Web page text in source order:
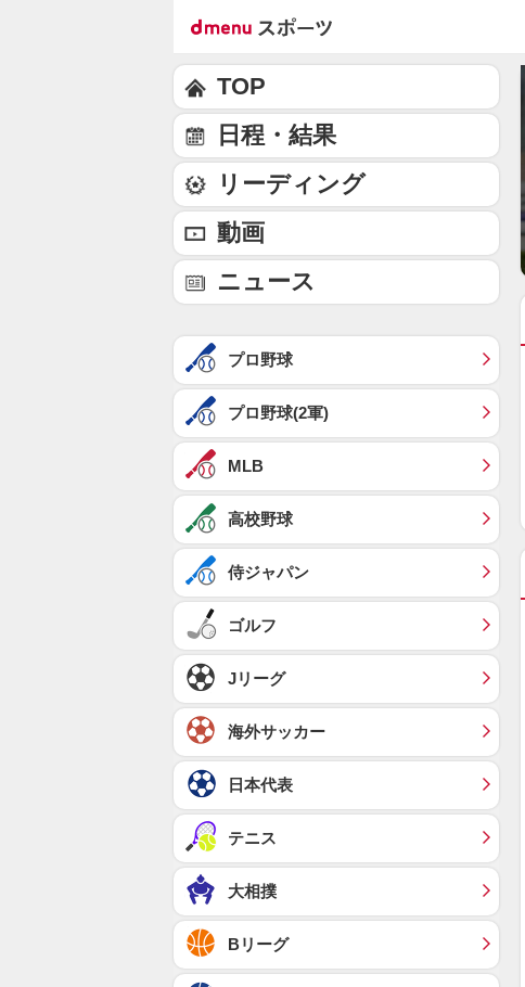
TOP
日程・結果
リーディング
動画
ニュース
プロ野球
プロ野球(2軍)
MLB
高校野球
侍ジャパン
ゴルフ
Jリーグ
海外サッカー
日本代表
テニス
大相撲
Bリーグ